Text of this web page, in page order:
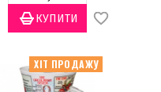
ХІТ ПРОДАЖУ